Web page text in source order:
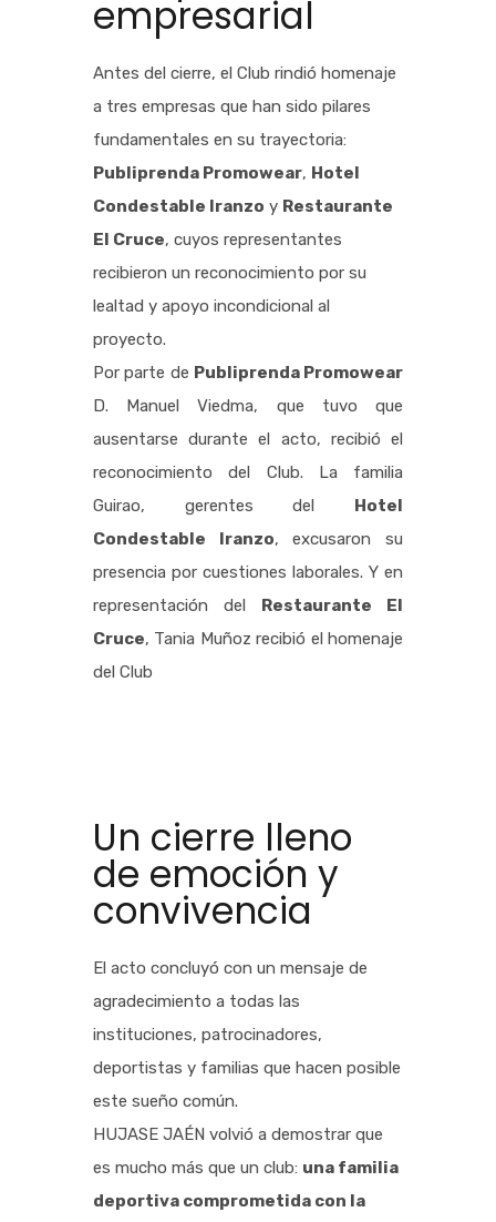
empresarial
Antes del cierre, el Club rindió homenaje
a tres empresas que han sido pilares
fundamentales en su trayectoria:
Publiprenda Promowear, Hotel
Condestable Iranzo y Restaurante
El Cruce, cuyos representantes
recibieron un reconocimiento por su
lealtad y apoyo incondicional al
proyecto.
Por parte de Publiprenda Promowear
D. Manuel Viedma, que tuvo que
ausentarse durante el acto, recibió el
reconocimiento del Club. La familia
Guirao, gerentes del Hotel
Condestable Iranzo, excusaron su
presencia por cuestiones laborales. Y en
representación del Restaurante El
Cruce, Tania Muñoz recibió el homenaje
del Club
Un cierre lleno
de emoción y
convivencia
El acto concluyó con un mensaje de
agradecimiento a todas las
instituciones, patrocinadores,
deportistas y familias que hacen posible
este sueño común.
HUJASE JAÉN volvió a demostrar que
es mucho más que un club: una familia
deportiva comprometida con la